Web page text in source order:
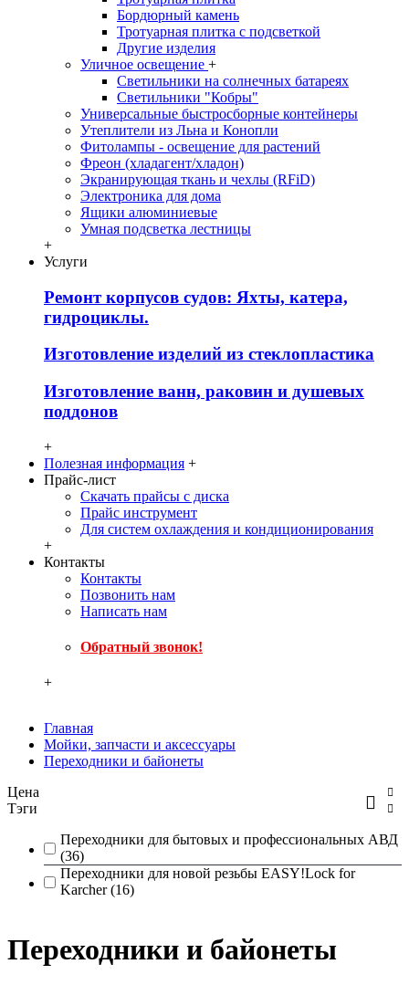
Бордюрный камень
Тротуарная плитка с подсветкой
Другие изделия
Уличное освещение +
Светильники на солнечных батареях
Светильники "Кобры"
Универсальные быстросборные контейнеры
Утеплители из Льна и Конопли
Фитолампы - освещение для растений
Фреон (хладагент/хладон)
Экранирующая ткань и чехлы (RFiD)
Электроника для дома
Ящики алюминиевые
Умная подсветка лестницы
+
Услуги
Ремонт корпусов судов: Яхты, катера,
гидроциклы.
Изготовление изделий из стеклопластика
Изготовление ванн, раковин и душевых
поддонов
+
Полезная информация +
Прайс-лист
Скачать прайсы с диска
Прайс инструмент
Для систем охлаждения и кондиционирования
+
Контакты
Контакты
Позвонить нам
Написать нам
Обратный звонок!
+
Главная
Мойки, запчасти и аксессуары
Переходники и байонеты
Цена
Тэги
Переходники для бытовых и профессиональных АВД
(36)
Переходники для новой резьбы EASY!Lock for
Karcher (16)
Переходники и байонеты